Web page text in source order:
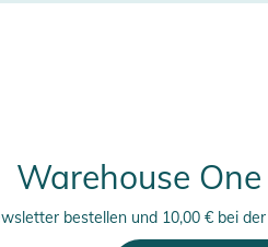
Warehouse
bestellen und 10,00 € bei